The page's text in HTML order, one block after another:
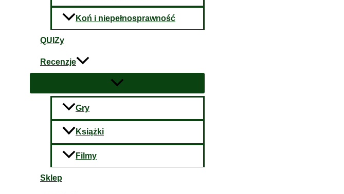
Koń i niepełnosprawność
QUIZy
Recenzje
Gry
Książki
Filmy
Sklep